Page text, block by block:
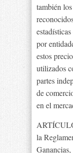
también
por
estos
utilizados
partes
de
en el
la